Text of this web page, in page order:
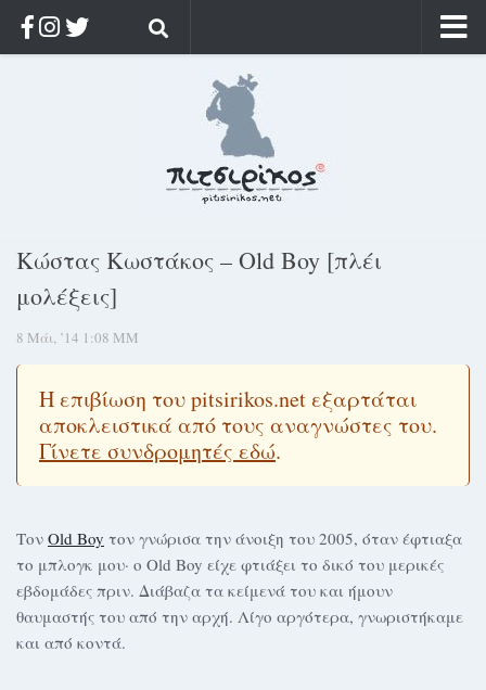
Στοχασμοί & αποφθέγματα
Διαφήμιση
Γίνετε συνδρομητής
Log in
Κώστας Κωστάκος – Old Boy [πλέι
μολέξεις]
8 Μάι, ’14 1:08 ΜΜ
Η επιβίωση του pitsirikos.net εξαρτάται
αποκλειστικά από τους αναγνώστες του.
Γίνετε συνδρομητές εδώ.
Τον Old Boy τον γνώρισα την άνοιξη του 2005, όταν έφτιαξα
το μπλογκ μου· ο Old Boy είχε φτιάξει το δικό του μερικές
εβδομάδες πριν. Διάβαζα τα κείμενά του και ήμουν
θαυμαστής του από την αρχή. Λίγο αργότερα, γνωριστήκαμε
και από κοντά.